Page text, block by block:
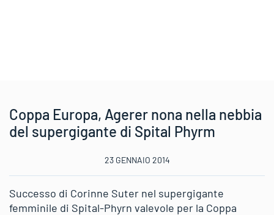
Coppa Europa, Agerer nona nella nebbia
del supergigante di Spital Phyrm
23 GENNAIO 2014
Successo di Corinne Suter nel supergigante
femminile di Spital-Phyrn valevole per la Coppa